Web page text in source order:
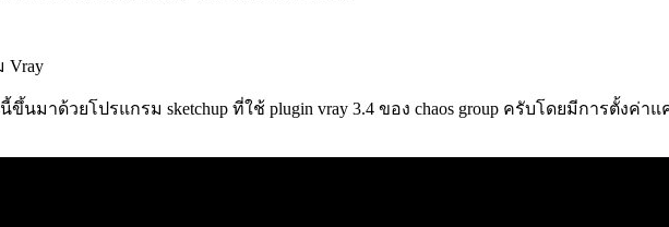
Vray
มาด้วยโปรแกรม sketchup ที่ใช้ plugin vray 3.4 ของ chaos group ครับโดยมีการตั้งค่า